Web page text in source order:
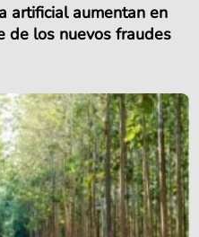
artificial aumentan en
de los nuevos fraudes